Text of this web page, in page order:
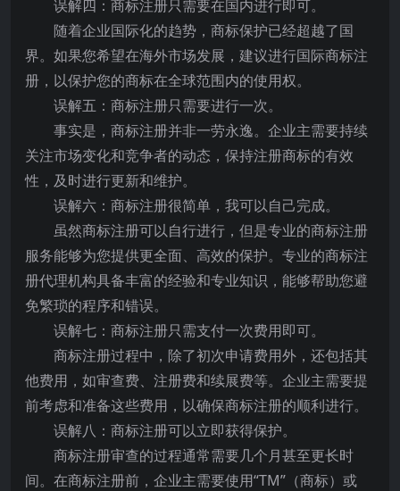
误解四：商标注册只需要在国内进行即可。
随着企业国际化的趋势，商标保护已经超越了国
界。如果您希望在海外市场发展，建议进行国际商标注
册，以保护您的商标在全球范围内的使用权。
误解五：商标注册只需要进行一次。
事实是，商标注册并非一劳永逸。企业主需要持续
关注市场变化和竞争者的动态，保持注册商标的有效
性，及时进行更新和维护。
误解六：商标注册很简单，我可以自己完成。
虽然商标注册可以自行进行，但是专业的商标注册
服务能够为您提供更全面、高效的保护。专业的商标注
册代理机构具备丰富的经验和专业知识，能够帮助您避
免繁琐的程序和错误。
误解七：商标注册只需支付一次费用即可。
商标注册过程中，除了初次申请费用外，还包括其
他费用，如审查费、注册费和续展费等。企业主需要提
前考虑和准备这些费用，以确保商标注册的顺利进行。
误解八：商标注册可以立即获得保护。
商标注册审查的过程通常需要几个月甚至更长时
间。在商标注册前，企业主需要使用“TM”（商标）或